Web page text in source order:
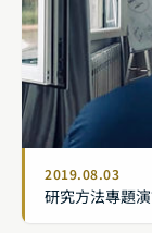
2019.08.03
研究方法專題